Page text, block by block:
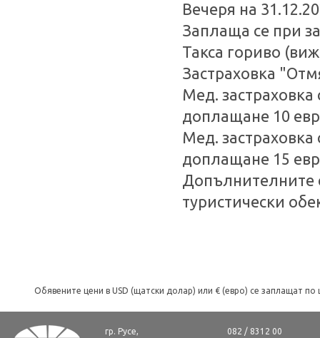
Вечеря на
Заплаща се при
Такса гориво
Застраховка
Мед. застраховка
доплащане 10
Мед. застраховка
доплащане 15
Допълнителните
туристически
Обявените цени в USD (щатски долар) или € (евро) се заплащат
гр. Русе,
082 / 8312 00